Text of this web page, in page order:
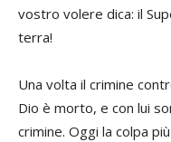
vostro volere dica: il
terra!
Una volta il crimine
Dio è morto, e con lui
crimine. Oggi la colpa